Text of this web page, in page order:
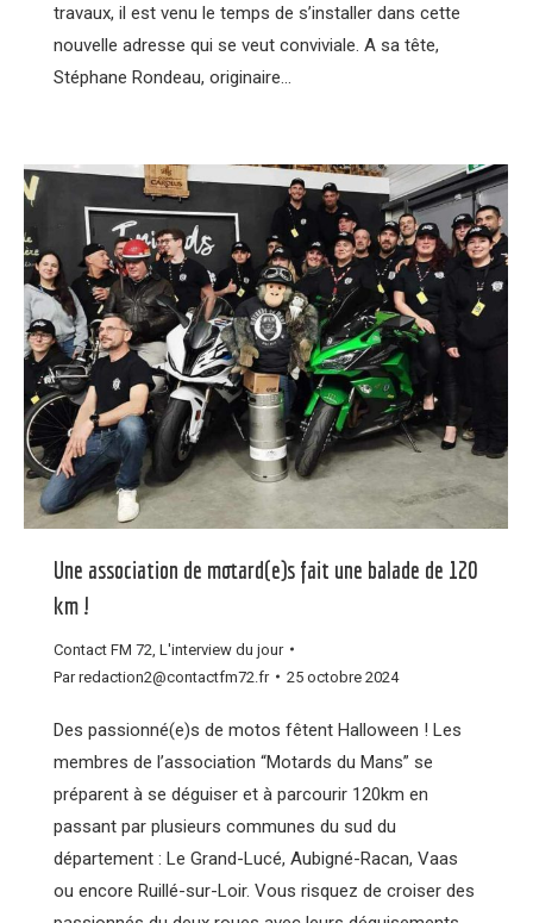
travaux, il est venu le temps de s’installer dans cette
nouvelle adresse qui se veut conviviale. A sa tête,
Stéphane Rondeau, originaire…
Une association de motard(e)s fait une balade de 120
km !
Contact FM 72 L'interview du jour
Parredaction2@contactfm72.fr 25 octobre 2024
Des passionné(e)s de motos fêtent Halloween ! Les
membres de l’association “Motards du Mans” se
préparent à se déguiser et à parcourir 120km en
passant par plusieurs communes du sud du
département : Le Grand-Lucé, Aubigné-Racan, Vaas
ou encore Ruillé-sur-Loir. Vous risquez de croiser des